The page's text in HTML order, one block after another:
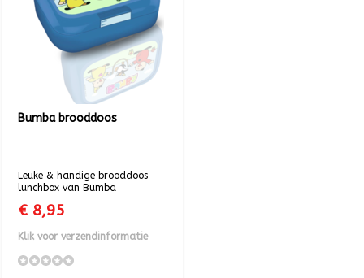
Bumba brooddoos
Leuke & handige brooddoos
lunchbox van Bumba
€ 8,95
Klik voor verzendinformatie